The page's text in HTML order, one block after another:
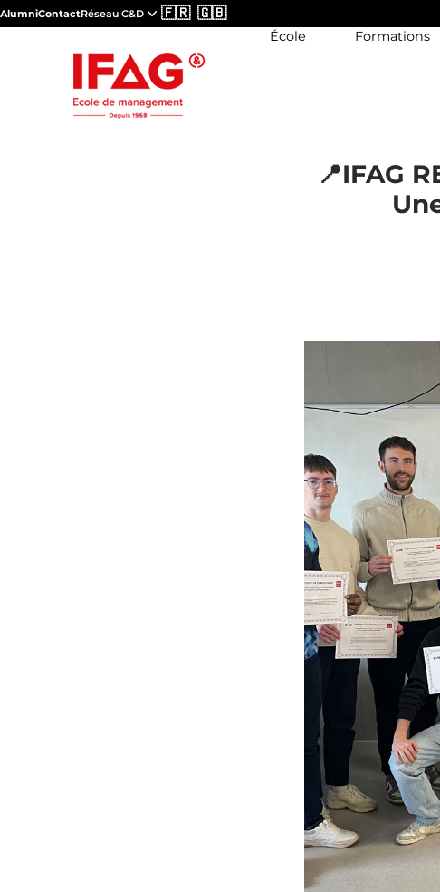
AlumniContactRéseau C&D 🇫🇷 🇬🇧
École Formations
📍IFAG